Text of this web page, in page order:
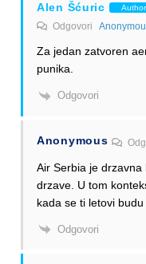
Alen Šćuric Author
Odgovori
Za jedan zatvoren
punika.
Odgovori
Anonymous
Air Serbia je
drzave. U tom
kada se ti letovi
Odgovori